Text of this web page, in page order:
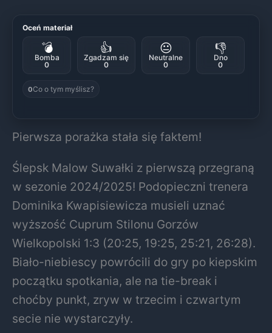
Oceń materiał
💣
Bomba
0
👍
Zgadzam się
0
😐
Neutralne
0
👎
Dno
0
0Co o tym myślisz?
Pierwsza porażka stała się faktem!
Ślepsk Malow Suwałki z pierwszą przegraną
w sezonie 2024/2025! Podopieczni trenera
Dominika Kwapisiewicza musieli uznać
wyższość Cuprum Stilonu Gorzów
Wielkopolski 1:3 (20:25, 19:25, 25:21, 26:28).
Biało-niebiescy powrócili do gry po kiepskim
początku spotkania, ale na tie-break i
choćby punkt, zryw w trzecim i czwartym
secie nie wystarczyły.